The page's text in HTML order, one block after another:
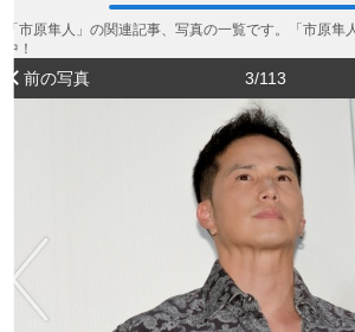
「市原隼人」の関連記事、写真の一覧です。「市原隼
中！
前の写真 3/113